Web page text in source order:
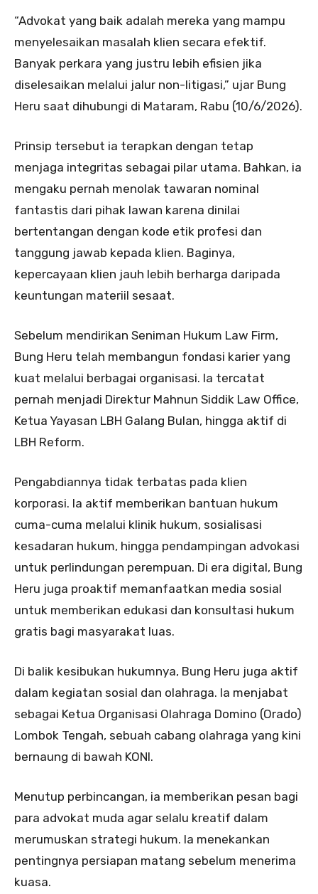
“Advokat yang baik adalah mereka yang mampu
menyelesaikan masalah klien secara efektif.
Banyak perkara yang justru lebih efisien jika
diselesaikan melalui jalur non-litigasi,” ujar Bung
Heru saat dihubungi di Mataram, Rabu (10/6/2026).
Prinsip tersebut ia terapkan dengan tetap
menjaga integritas sebagai pilar utama. Bahkan, ia
mengaku pernah menolak tawaran nominal
fantastis dari pihak lawan karena dinilai
bertentangan dengan kode etik profesi dan
tanggung jawab kepada klien. Baginya,
kepercayaan klien jauh lebih berharga daripada
keuntungan materiil sesaat.
Sebelum mendirikan Seniman Hukum Law Firm,
Bung Heru telah membangun fondasi karier yang
kuat melalui berbagai organisasi. Ia tercatat
pernah menjadi Direktur Mahnun Siddik Law Office,
Ketua Yayasan LBH Galang Bulan, hingga aktif di
LBH Reform.
Pengabdiannya tidak terbatas pada klien
korporasi. Ia aktif memberikan bantuan hukum
cuma-cuma melalui klinik hukum, sosialisasi
kesadaran hukum, hingga pendampingan advokasi
untuk perlindungan perempuan. Di era digital, Bung
Heru juga proaktif memanfaatkan media sosial
untuk memberikan edukasi dan konsultasi hukum
gratis bagi masyarakat luas.
Di balik kesibukan hukumnya, Bung Heru juga aktif
dalam kegiatan sosial dan olahraga. Ia menjabat
sebagai Ketua Organisasi Olahraga Domino (Orado)
Lombok Tengah, sebuah cabang olahraga yang kini
bernaung di bawah KONI.
Menutup perbincangan, ia memberikan pesan bagi
para advokat muda agar selalu kreatif dalam
merumuskan strategi hukum. Ia menekankan
pentingnya persiapan matang sebelum menerima
kuasa.